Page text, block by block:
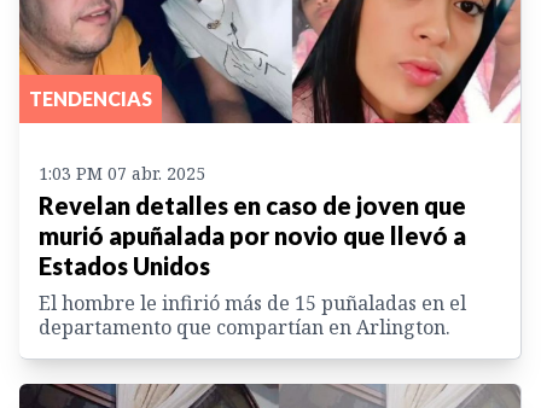
TENDENCIAS
1:03 PM 07 abr. 2025
Revelan detalles en caso de joven que
murió apuñalada por novio que llevó a
Estados Unidos
El hombre le infirió más de 15 puñaladas en el
departamento que compartían en Arlington.